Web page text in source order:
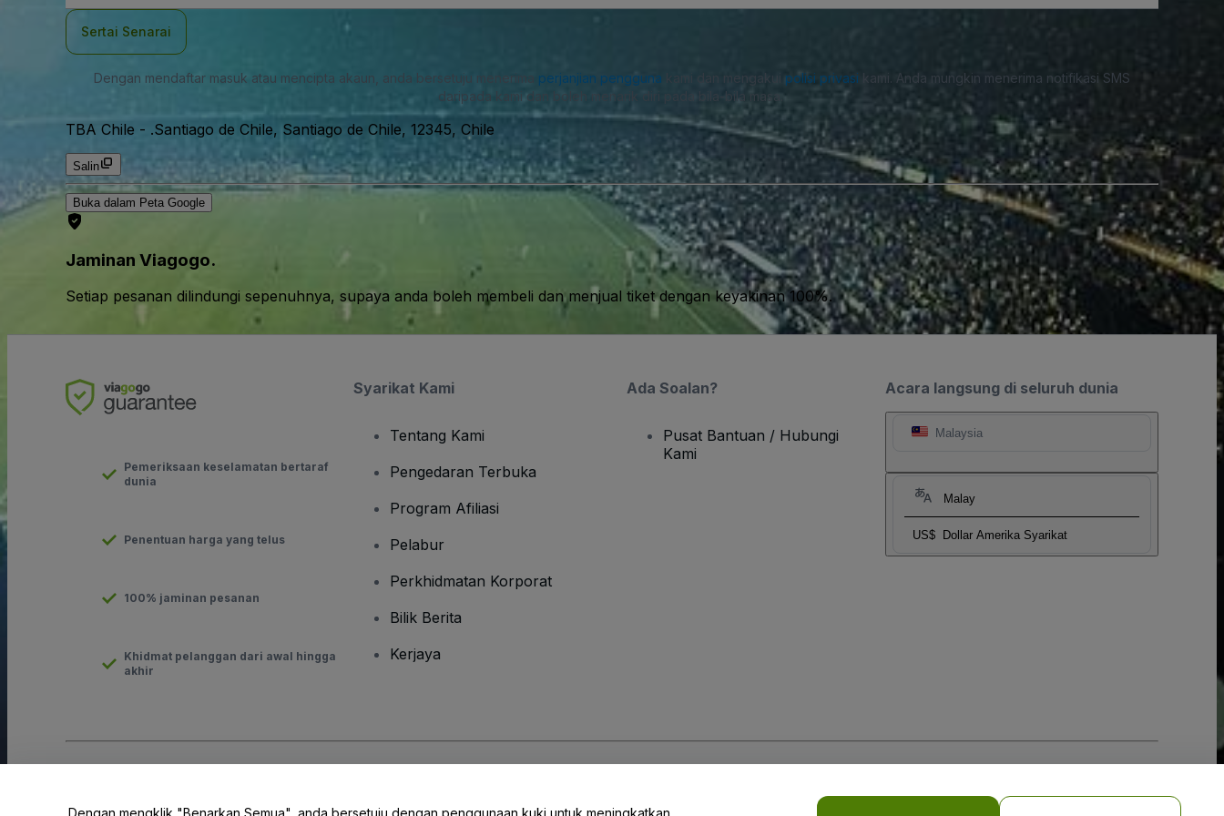
Sertai Senarai
Dengan mendaftar masuk atau mencipta akaun, anda bersetuju menerima perjanjian pengguna kami dan mengakui polisi privasi kami. Anda mungkin menerima notifikasi SMS
daripada kami dan boleh menarik diri pada bila-bila masa.
TBA Chile - .Santiago de Chile, Santiago de Chile, 12345, Chile
Salin
Buka dalam Peta Google
Jaminan Viagogo.
Setiap pesanan dilindungi sepenuhnya, supaya anda boleh membeli dan menjual tiket dengan keyakinan 100%.
Acara langsung di seluruh dunia
Malaysia
Malay
US$ Dollar Amerika Syarikat
Pemeriksaan keselamatan bertaraf
dunia
Penentuan harga yang telus
100% jaminan pesanan
Khidmat pelanggan dari awal hingga
akhir
Syarikat Kami
Tentang Kami
Pengedaran Terbuka
Program Afiliasi
Pelabur
Perkhidmatan Korporat
Bilik Berita
Kerjaya
Ada Soalan?
Pusat Bantuan / Hubungi
Kami
Dengan mengklik "Benarkan Semua", anda bersetuju dengan penggunaan kuki untuk meningkatkan